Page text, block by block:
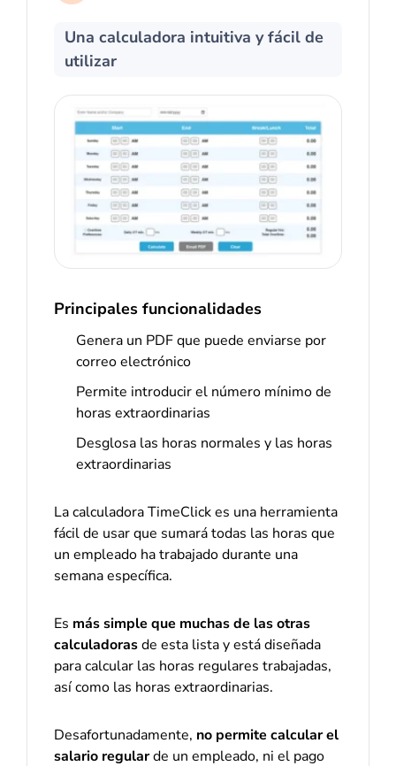
Una calculadora intuitiva y fácil de
utilizar
Principales funcionalidades
Genera un PDF que puede enviarse por
correo electrónico
Permite introducir el número mínimo de
horas extraordinarias
Desglosa las horas normales y las horas
extraordinarias
La calculadora TimeClick es una herramienta
fácil de usar que sumará todas las horas que
un empleado ha trabajado durante una
semana específica.
Es más simple que muchas de las otras
calculadorasde esta lista y está diseñada
para calcular las horas regulares trabajadas,
así como las horas extraordinarias.
Desafortunadamente, no permite calcular el
salario regularde un empleado, ni el pago